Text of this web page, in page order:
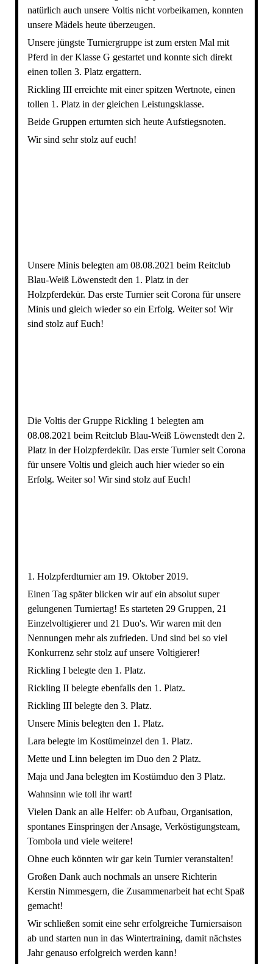
natürlich auch unsere Voltis nicht vorbeikamen, konnten
unsere Mädels heute überzeugen.
Unsere jüngste Turniergruppe ist zum ersten Mal mit
Pferd in der Klasse G gestartet und konnte sich direkt
einen tollen 3. Platz ergattern.
Rickling III erreichte mit einer spitzen Wertnote, einen
tollen 1. Platz in der gleichen Leistungsklasse.
Beide Gruppen erturnten sich heute Aufstiegsnoten.
Wir sind sehr stolz auf euch!
Unsere Minis belegten am 08.08.2021 beim Reitclub
Blau-Weiß Löwenstedt den 1. Platz in der
Holzpferdekür. Das erste Turnier seit Corona für unsere
Minis und gleich wieder so ein Erfolg. Weiter so! Wir
sind stolz auf Euch!
Die Voltis der Gruppe Rickling 1 belegten am
08.08.2021 beim Reitclub Blau-Weiß Löwenstedt den 2.
Platz in der Holzpferdekür. Das erste Turnier seit Corona
für unsere Voltis und gleich auch hier wieder so ein
Erfolg. Weiter so! Wir sind stolz auf Euch!
1. Holzpferdturnier am 19. Oktober 2019.
Einen Tag später blicken wir auf ein absolut super
gelungenen Turniertag! Es starteten 29 Gruppen, 21
Einzelvoltigierer und 21 Duo's. Wir waren mit den
Nennungen mehr als zufrieden. Und sind bei so viel
Konkurrenz sehr stolz auf unsere Voltigierer!
Rickling I belegte den 1. Platz.
Rickling II belegte ebenfalls den 1. Platz.
Rickling III belegte den 3. Platz.
Unsere Minis belegten den 1. Platz.
Lara belegte im Kostümeinzel den 1. Platz.
Mette und Linn belegten im Duo den 2 Platz.
Maja und Jana belegten im Kostümduo den 3 Platz.
Wahnsinn wie toll ihr wart!
Vielen Dank an alle Helfer: ob Aufbau, Organisation,
spontanes Einspringen der Ansage, Verköstigungsteam,
Tombola und viele weitere!
Ohne euch könnten wir gar kein Turnier veranstalten!
Großen Dank auch nochmals an unsere Richterin
Kerstin Nimmesgern, die Zusammenarbeit hat echt Spaß
gemacht!
Wir schließen somit eine sehr erfolgreiche Turniersaison
ab und starten nun in das Wintertraining, damit nächstes
Jahr genauso erfolgreich werden kann!